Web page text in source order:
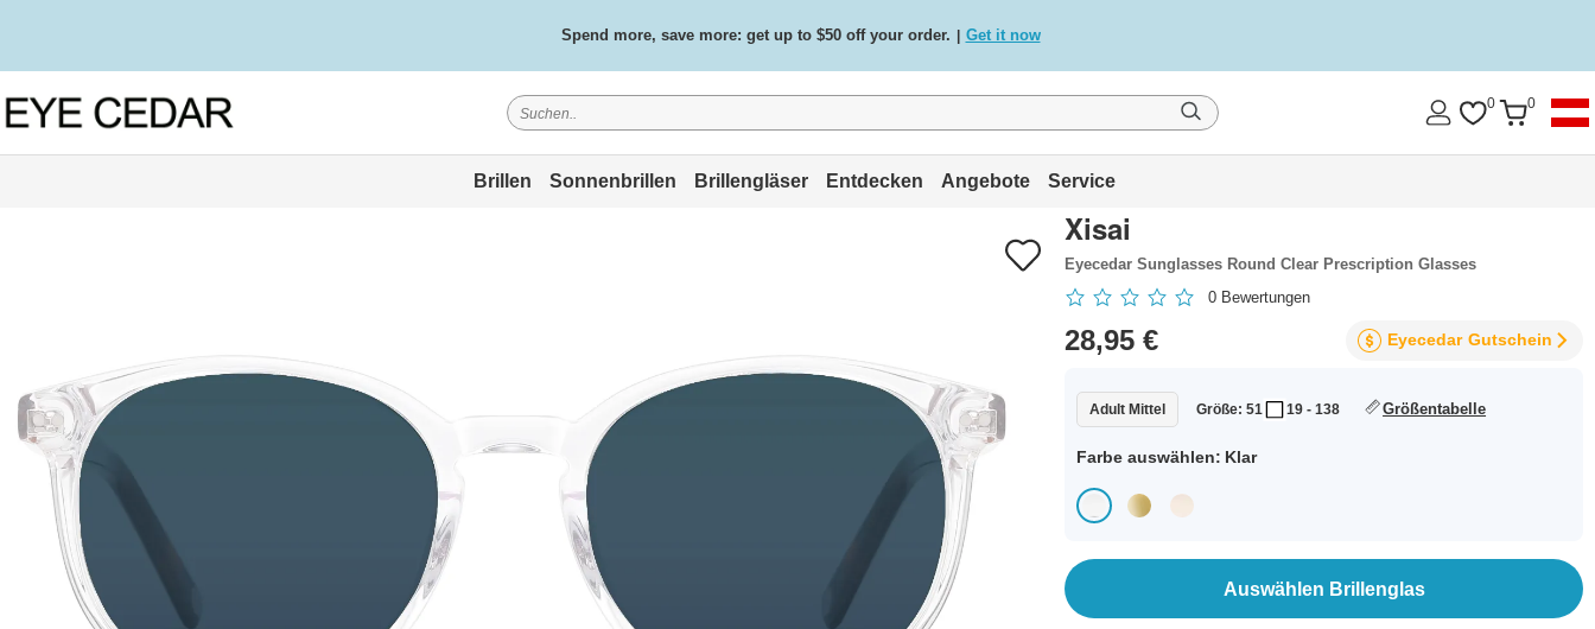
Spend more, save more: get up to $50 off your order. Get it now
Free standard delivery on all orders / Shop now. 0 0
Brillen Sonnenbrillen Brillengläser Entdecken Angebote Service
Xisai
Eyecedar Sunglasses Round Clear Prescription Glasses
0 Bewertungen
28,95 € Eyecedar Gutschein
Adult Mittel Größe: 51 19 - 138 Größentabelle
Farbe auswählen: Klar
Auswählen Brillenglas